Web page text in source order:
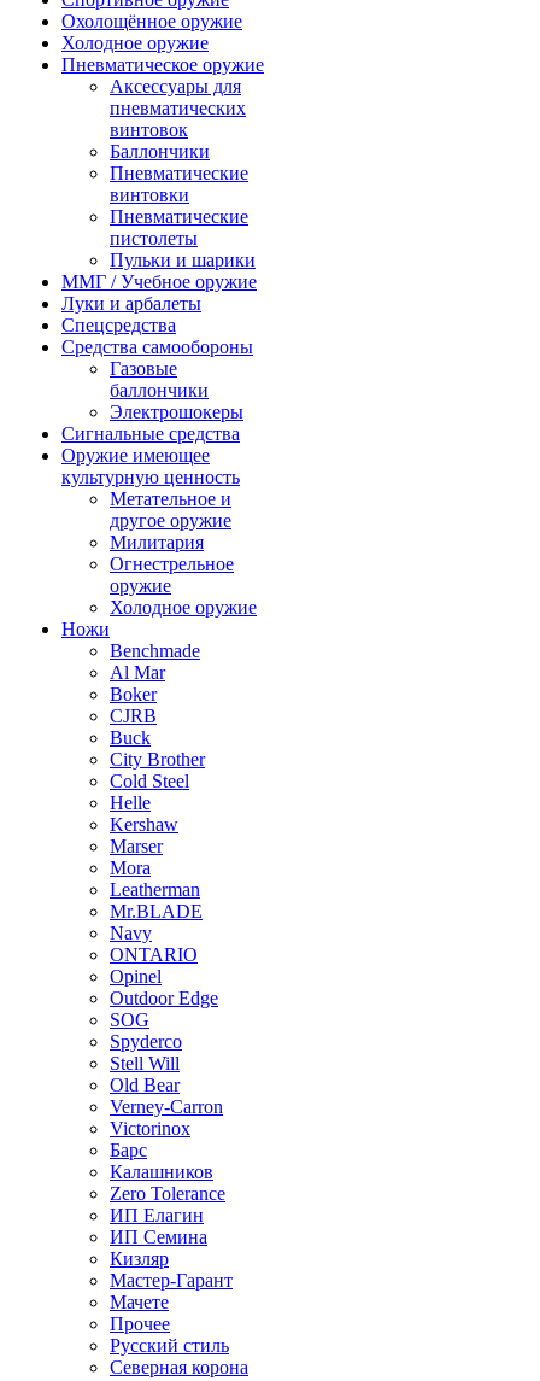
Охолощённое оружие
Холодное оружие
Пневматическое оружие
Аксессуары для
пневматических
винтовок
Баллончики
Пневматические
винтовки
Пневматические
пистолеты
Пульки и шарики
ММГ / Учебное оружие
Луки и арбалеты
Спецсредства
Средства самообороны
Газовые
баллончики
Электрошокеры
Сигнальные средства
Оружие имеющее
культурную ценность
Метательное и
другое оружие
Милитария
Огнестрельное
оружие
Холодное оружие
Ножи
Benchmade
Al Mar
Boker
CJRB
Buck
City Brother
Cold Steel
Helle
Kershaw
Marser
Mora
Leatherman
Mr.BLADE
Navy
ONTARIO
Opinel
Outdoor Edge
SOG
Spyderco
Stell Will
Old Bear
Verney-Carron
Victorinox
Барс
Калашников
Zero Tolerance
ИП Елагин
ИП Семина
Кизляр
Мастер-Гарант
Мачете
Прочее
Русский стиль
Северная корона